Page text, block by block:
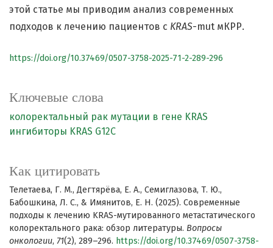
Ключевые слова
колоректальный рак мутации в гене KRAS
ингибиторы KRAS G12C
Как цитировать
Телетаева, Г. М., Дегтярёва, Е. А., Семиглазова, Т. Ю.,
Бабошкина, Л. С., & Имянитов, Е. Н. (2025). Современные
подходы к лечению KRAS-мутированного метастатического
колоректального рака: обзор литературы. Вопросы
онкологии, 71(2), 289–296. https://doi.org/10.37469/0507-3758-
этой статье мы приводим анализ современных
подходов к лечению пациентов с KRAS-mut мКРР.
https://doi.org/10.37469/0507-3758-2025-71-2-289-296